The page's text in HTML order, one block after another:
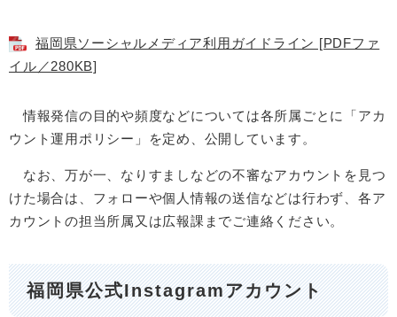
福岡県ソーシャルメディア利用ガイドライン [PDFファ
イル／280KB]
情報発信の目的や頻度などについては各所属ごとに「アカ
ウント運用ポリシー」を定め、公開しています。
なお、万が一、なりすましなどの不審なアカウントを見つ
けた場合は、フォローや個人情報の送信などは行わず、各ア
カウントの担当所属又は広報課までご連絡ください。
福岡県公式Instagramアカウント